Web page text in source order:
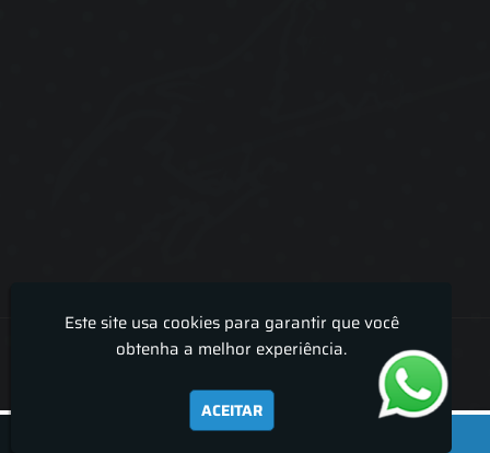
Lira Luz Decor - Cortinas sob medidas e persianas
Este site usa cookies para garantir que você
obtenha a melhor experiência.
ACEITAR